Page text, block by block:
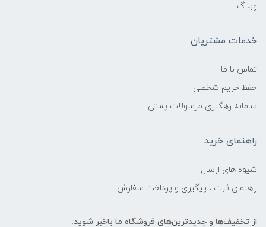
وبلاگ
خدمات مشتریان
تماس با ما
حفظ حریم شخصی
سامانه رهگیری مرسولات پستی
راهنمای خرید
شیوه های ارسال
راهنمای ثبت ، پیگیری و پرداخت سفارش
از تخفیف‌ها و جدیدترین‌های فروشگاه ما باخبر شوید: